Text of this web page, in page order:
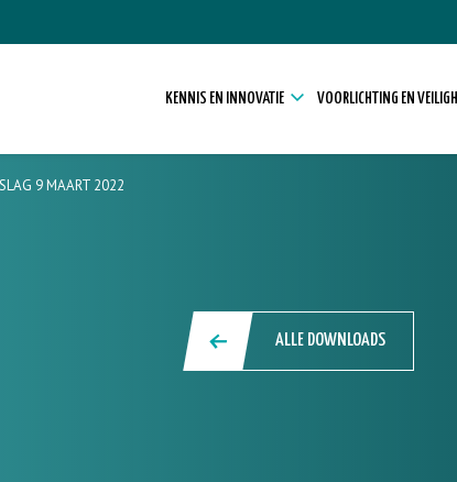
KENNIS EN INNOVATIE VOORLICHTING EN
9 MAART 2022
ALLE DOWNLOADS